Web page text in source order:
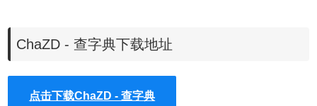
们选中一个单词时就会自动翻译成中文。
ChaZD - 查字典下载地址
点击下载ChaZD - 查字典